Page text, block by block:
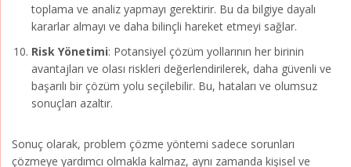
toplama ve analiz yapmayı gerektirir. Bu da bilgiye dayalı
kararlar almayı ve daha bilinçli hareket etmeyi sağlar.
Risk Yönetimi: Potansiyel çözüm yollarının her birinin
avantajları ve olası riskleri değerlendirilerek, daha güvenli ve
başarılı bir çözüm yolu seçilebilir. Bu, hataları ve olumsuz
sonuçları azaltır.
Sonuç olarak, problem çözme yöntemi sadece sorunları
çözmeye yardımcı olmakla kalmaz, aynı zamanda kişisel ve